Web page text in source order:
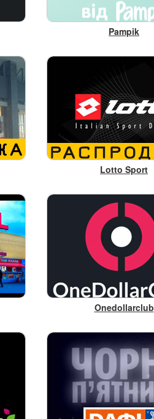
Pampik
Lotto Sport
Onedollarclub